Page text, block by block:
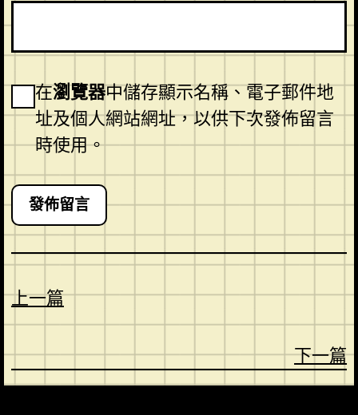
在瀏覽器中儲存顯示名稱、電子郵件地
址及個人網站網址，以供下次發佈留言
時使用。
上一篇
下一篇